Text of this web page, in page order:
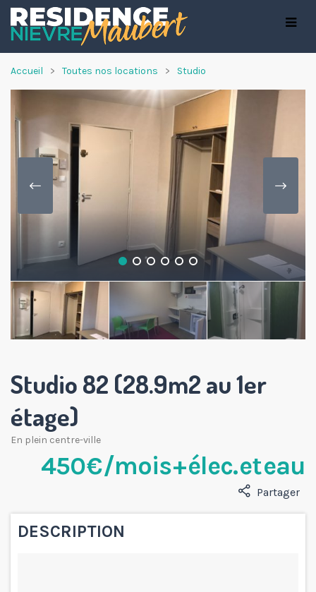
Accueil Toutes nos locations Studio
Studio 82 (28.9m2 au 1er
étage)
En plein centre-ville
450 € /mois + élec. et eau
Partager
DESCRIPTION